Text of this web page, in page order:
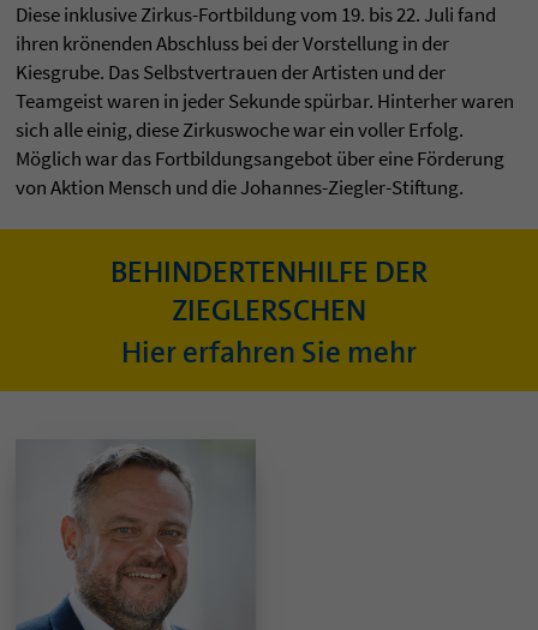
Diese inklusive Zirkus-Fortbildung vom 19. bis 22. Juli fand
ihren krönenden Abschluss bei der Vorstellung in der
Kiesgrube. Das Selbstvertrauen der Artisten und der
Teamgeist waren in jeder Sekunde spürbar. Hinterher waren
sich alle einig, diese Zirkuswoche war ein voller Erfolg.
Möglich war das Fortbildungsangebot über eine Förderung
von Aktion Mensch und die Johannes-Ziegler-Stiftung.
BEHINDERTENHILFE DER
ZIEGLERSCHEN
Hier erfahren Sie mehr